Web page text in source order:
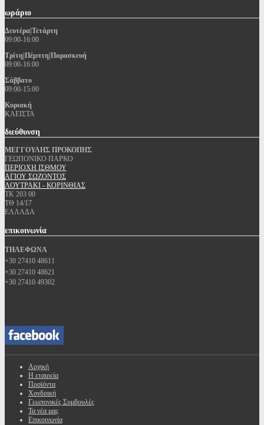
ωράριο
Δευτέρα|Τετάρτη
09:00-16:00
Τρίτη|Πέμπτη|Παρασκευή
09:00-16:00
Σάββατο
09:00-15:00
Κυριακή
ΚΛΕΙΣΤΑ
διεύθυνση
ΜΕΓΓΟΥΛΗΣ ΠΡΟΚΟΠΗΣ
ΓΕΩΠΟΝΙΚΟ ΠΑΡΚΟ
ΠΕΡΙΟΧΗ ΙΣΘΜΟΥ
ΑΓΙΟΥ ΣΩΖΟΝΤΟΣ
ΛΟΥΤΡΑΚΙ - ΚΟΡΙΝΘΙΑΣ
ΤΚ 203 00
ΤΘ 14/17
ΕΛΛΑΔΑ
επικοινωνία
ΤΗΛΕΦΩΝΑ
+30 27410 48611
+30 27410 48621
+30 27410 49302
Αρχική
Η εταιρεία
Προϊόντα
Χονδρική
Γεωπονικές Συμβουλές
Τα νέα μας
Επικοινωνία